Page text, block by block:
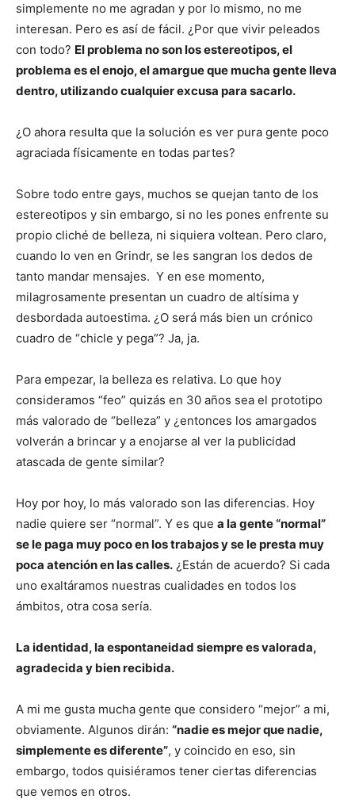
simplemente no me agradan y por lo mismo, no me
interesan. Pero es así de fácil. ¿Por que vivir peleados
con todo? El problema no son los estereotipos, el
problema es el enojo, el amargue que mucha gente lleva
dentro, utilizando cualquier excusa para sacarlo.
¿O ahora resulta que la solución es ver pura gente poco
agraciada físicamente en todas partes?
Sobre todo entre gays, muchos se quejan tanto de los
estereotipos y sin embargo, si no les pones enfrente su
propio cliché de belleza, ni siquiera voltean. Pero claro,
cuando lo ven en Grindr, se les sangran los dedos de
tanto mandar mensajes. Y en ese momento,
milagrosamente presentan un cuadro de altísima y
desbordada autoestima. ¿O será más bien un crónico
cuadro de “chicle y pega”? Ja, ja.
Para empezar, la belleza es relativa. Lo que hoy
consideramos “feo” quizás en 30 años sea el prototipo
más valorado de “belleza” y ¿entonces los amargados
volverán a brincar y a enojarse al ver la publicidad
atascada de gente similar?
Hoy por hoy, lo más valorado son las diferencias. Hoy
nadie quiere ser “normal”. Y es que a la gente “normal”
se le paga muy poco en los trabajos y se le presta muy
poca atención en las calles. ¿Están de acuerdo? Si cada
uno exaltáramos nuestras cualidades en todos los
ámbitos, otra cosa sería.
La identidad, la espontaneidad siempre es valorada,
agradecida y bien recibida.
A mi me gusta mucha gente que considero “mejor” a mi,
obviamente. Algunos dirán: “nadie es mejor que nadie,
simplemente es diferente”, y coincido en eso, sin
embargo, todos quisiéramos tener ciertas diferencias
que vemos en otros.